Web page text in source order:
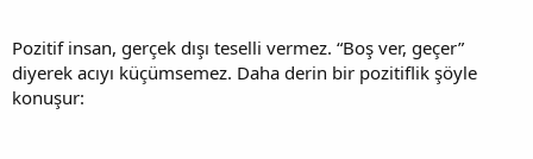
Pozitif insan, gerçek dışı teselli vermez. “Boş ver, geçer”
diyerek acıyı küçümsemez. Daha derin bir pozitiflik şöyle
konuşur: